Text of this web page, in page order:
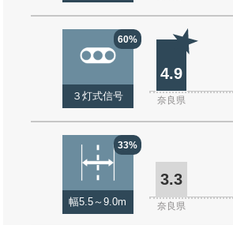
60%
３灯式信号
4.9
奈良県
33%
幅5.5～9.0m
3.3
奈良県